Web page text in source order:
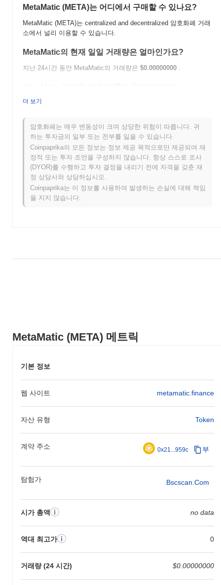
MetaMatic (META) 메트릭
기본 정보
웹 사이트 metamatic.finance
자산 유형 Token
계약 주소 0x21...959c 부
탐험가 Bscscan.com
시가 총액 no data
역대 최고가 0
거래량 (24 시간) $0.00000000
MetaMatic (META)는 어디에서 구매할 수 있나요?
MetaMatic (META)는 centralized and decentralized 암호화폐 거래
소에서 널리 이용할 수 있습니다.
MetaMatic의 현재 일일 거래량은 얼마인가요?
지난 24시간 동안 MetaMatic의 거래량은 $0.00000000 .
역대 최고가(ATH):
MetaMatic는 현재 ATH보다~0.00%낮게 거래되고 있습니다 .
MetaMatic는 더 넓은 암호화폐 시장과 비교하여 어떤
성과를 내고 있나요?
지난 7일 동안 MetaMatic는0.00%
한 전체 암호화폐 시장에 뒤처졌습니다. 이는 더 넓은 시장 모멘텀
과 비교하여 META의 가격 움직임에서 일시적인 지연을 나타냅니
다.
더 보기
암호화폐는 매우 변동성이 크며 상당한 위험이 따릅니다. 귀
하는 투자금의 일부 또는 전부를 잃을 수 있습니다.
Coinpaprika의 모든 정보는 정보 제공 목적으로만 제공되며 재
정적 또는 투자 조언을 구성하지 않습니다. 항상 스스로 조사
(DYOR)를 수행하고 투자 결정을 내리기 전에 자격을 갖춘 재
정 상담사와 상담하십시오.
Coinpaprika는 이 정보를 사용하여 발생하는 손실에 대해 책임
을 지지 않습니다.